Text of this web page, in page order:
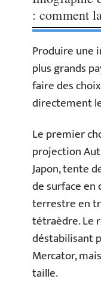
: comment
Produire une
plus grands
faire des
directement
Le premier
projection
Japon, tente
de surface en
terrestre en
tétraèdre. Le
déstabilisant
Mercator,
taille.